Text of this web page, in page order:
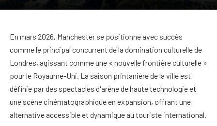
En mars 2026, Manchester se positionne avec succès
comme le principal concurrent de la domination culturelle de
Londres, agissant comme une « nouvelle frontière culturelle »
pour le Royaume-Uni. La saison printanière de la ville est
définie par des spectacles d'arène de haute technologie et
une scène cinématographique en expansion, offrant une
alternative accessible et dynamique au touriste international.